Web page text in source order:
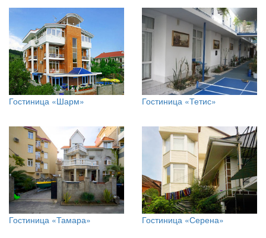
Гостиница «Шарм» Гостиница «Тетис»
Гостиница «Тамара» Гостиница «Серена»